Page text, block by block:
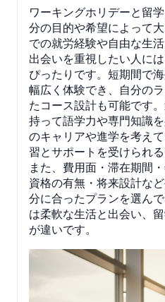
ワーキングホリデーと留
分の目的や希望によって
での就労経験や自由な生
出会いを重視したい人に
ぴったりです。短期間で
幅広く体験でき、自分の
たコース設計も可能です
持って語学力や専門知識
のキャリアや進学を考え
習とサポートを受けられ
また、費用面・滞在期間
資格の有無・将来設計な
分に合ったプランを選ん
は柔軟な生活と出会い、
が違いです。